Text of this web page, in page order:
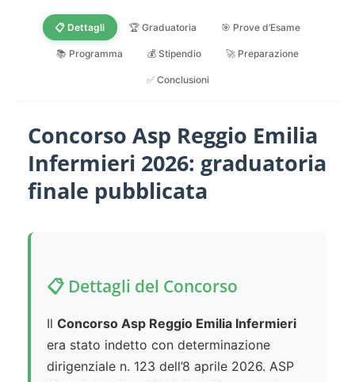
📋 Dettagli 🏆 Graduatoria 🎯 Prove d’Esame
📚 Programma 💰 Stipendio 🚀 Preparazione
✅ Conclusioni
Concorso Asp Reggio Emilia
Infermieri 2026: graduatoria
finale pubblicata
📋 Dettagli del Concorso
Il Concorso Asp Reggio Emilia Infermieri
era stato indetto con determinazione
dirigenziale n. 123 dell’8 aprile 2026. ASP